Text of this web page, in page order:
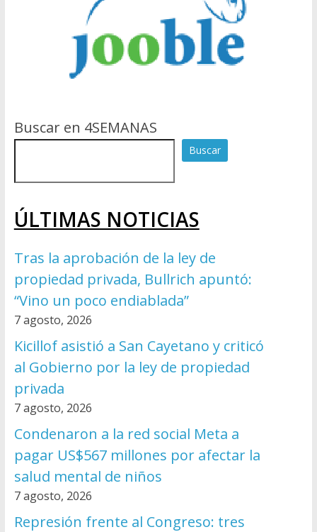
Buscar en 4SEMANAS
Buscar
ÚLTIMAS NOTICIAS
Tras la aprobación de la ley de
propiedad privada, Bullrich apuntó:
“Vino un poco endiablada”
7 agosto, 2026
Kicillof asistió a San Cayetano y criticó
al Gobierno por la ley de propiedad
privada
7 agosto, 2026
Condenaron a la red social Meta a
pagar US$567 millones por afectar la
salud mental de niños
7 agosto, 2026
Represión frente al Congreso: tres